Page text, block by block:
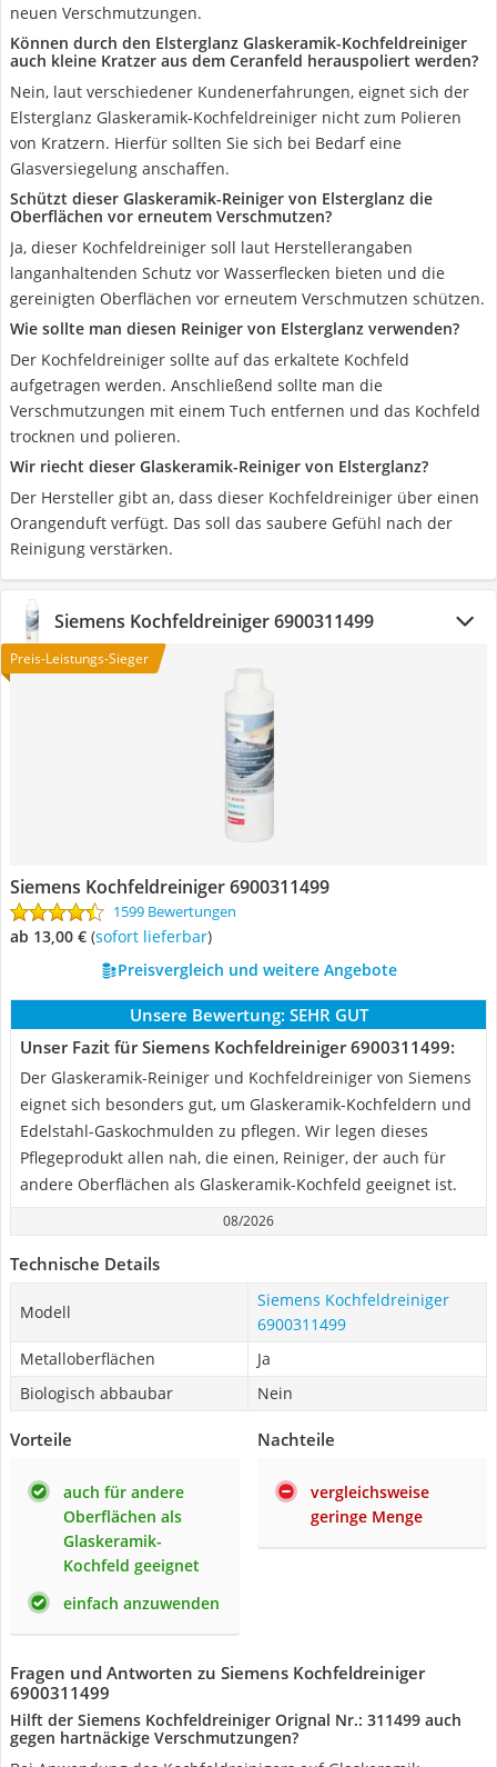
neuen Verschmutzungen.
Können durch den Elsterglanz Glaskeramik-Kochfeldreiniger
auch kleine Kratzer aus dem Ceranfeld herauspoliert werden?
Nein, laut verschiedener Kundenerfahrungen, eignet sich der
Elsterglanz Glaskeramik-Kochfeldreiniger nicht zum Polieren
von Kratzern. Hierfür sollten Sie sich bei Bedarf eine
Glasversiegelung anschaffen.
Schützt dieser Glaskeramik-Reiniger von Elsterglanz die
Oberflächen vor erneutem Verschmutzen?
Ja, dieser Kochfeldreiniger soll laut Herstellerangaben
langanhaltenden Schutz vor Wasserflecken bieten und die
gereinigten Oberflächen vor erneutem Verschmutzen schützen.
Wie sollte man diesen Reiniger von Elsterglanz verwenden?
Der Kochfeldreiniger sollte auf das erkaltete Kochfeld
aufgetragen werden. Anschließend sollte man die
Verschmutzungen mit einem Tuch entfernen und das Kochfeld
trocknen und polieren.
Wir riecht dieser Glaskeramik-Reiniger von Elsterglanz?
Der Hersteller gibt an, dass dieser Kochfeldreiniger über einen
Orangenduft verfügt. Das soll das saubere Gefühl nach der
Reinigung verstärken.
Siemens Kochfeldreiniger 6900311499
Preis-Leistungs-Sieger
Siemens Kochfeldreiniger 6900311499
1599 Bewertungen
ab 13,00 € ( Sofort lieferbar)
Preisvergleich und weitere Angebote
Unsere Bewertung: SEHR GUT
Unser Fazit für Siemens Kochfeldreiniger 6900311499:
Der Glaskeramik-Reiniger und Kochfeldreiniger von Siemens
eignet sich besonders gut, um Glaskeramik-Kochfeldern und
Edelstahl-Gaskochmulden zu pflegen. Wir legen dieses
Pflegeprodukt allen nah, die einen, Reiniger, der auch für
andere Oberflächen als Glaskeramik-Kochfeld geeignet ist.
08/2026
Technische Details
Modell
Siemens Kochfeldreiniger
6900311499
Metalloberflächen
Ja
Biologisch abbaubar
Nein
Vorteile
auch für andere
Oberflächen als
Glaskeramik-
Kochfeld geeignet
einfach anzuwenden
Nachteile
vergleichsweise
geringe Menge
Fragen und Antworten zu Siemens Kochfeldreiniger
6900311499
Hilft der Siemens Kochfeldreiniger Orignal Nr.: 311499 auch
gegen hartnäckige Verschmutzungen?